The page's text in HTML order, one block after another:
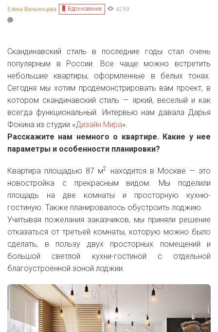
Елена Ваньянцева Вдохновение 4259
Скандинавский стиль в последние годы стал очень
популярным в России. Все чаще можно встретить
небольшие квартиры, оформленные в белых тонах.
Сегодня мы хотим продемонстрировать вам проект, в
котором скандинавский стиль — яркий, веселый и как
всегда функциональный. Интервью нам давала Дарья
Фокина из студии «Дизайн Мира».
Расскажите нам немного о квартире. Какие у нее
параметры и особенности планировки?
Квартира площадью 87 м2
находится в Москве — это
новостройка с прекрасным видом. Мы поделили
площадь на две комнаты и просторную кухню-
гостиную. Также планировалось обустроить лоджию.
Учитывая пожелания заказчиков, мы приняли решение
отказаться от третьей комнаты, которую можно было
сделать, в пользу двух просторных помещений и
большой светлой кухни-гостиной с отдельной
благоустроенной зоной лоджии.